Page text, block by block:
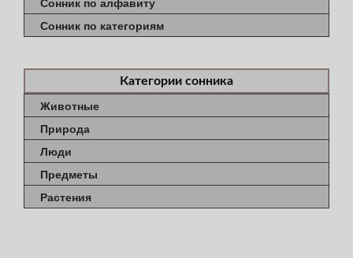
Сонник по категориям
Категории сонника
Животные
Природа
Люди
Предметы
Растения